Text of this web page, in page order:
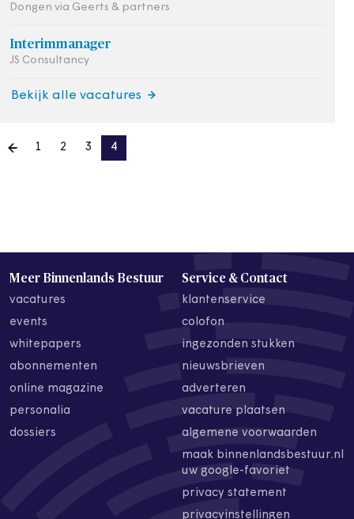
Dongen via Geerts & partners
Interimmanager
JS Consultancy
Bekijk alle vacatures
1 2 3 4
Meer Binnenlands Bestuur
vacatures
events
whitepapers
abonnementen
online magazine
personalia
dossiers
Service & Contact
klantenservice
colofon
ingezonden stukken
nieuwsbrieven
adverteren
vacature plaatsen
algemene voorwaarden
maak binnenlandsbestuur.nl
uw google-favoriet
privacy statement
privacyinstellingen